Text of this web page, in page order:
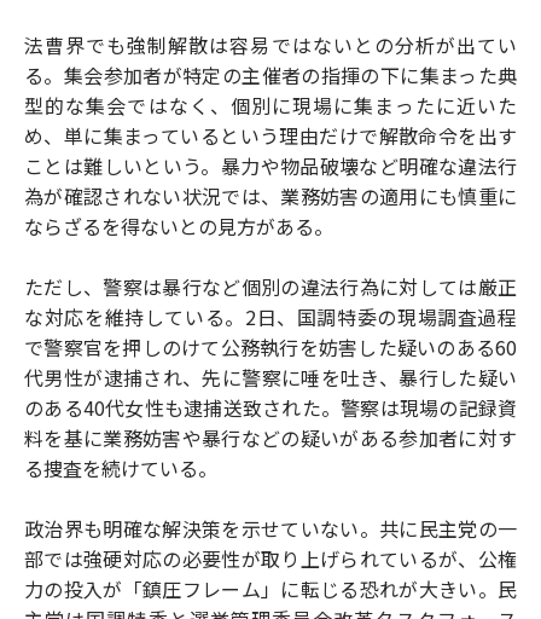
法曹界でも強制解散は容易ではないとの分析が出てい
る。集会参加者が特定の主催者の指揮の下に集まった典
型的な集会ではなく、個別に現場に集まったに近いた
め、単に集まっているという理由だけで解散命令を出す
ことは難しいという。暴力や物品破壊など明確な違法行
為が確認されない状況では、業務妨害の適用にも慎重に
ならざるを得ないとの見方がある。
ただし、警察は暴行など個別の違法行為に対しては厳正
な対応を維持している。2日、国調特委の現場調査過程
で警察官を押しのけて公務執行を妨害した疑いのある60
代男性が逮捕され、先に警察に唾を吐き、暴行した疑い
のある40代女性も逮捕送致された。警察は現場の記録資
料を基に業務妨害や暴行などの疑いがある参加者に対す
る捜査を続けている。
政治界も明確な解決策を示せていない。共に民主党の一
部では強硬対応の必要性が取り上げられているが、公権
力の投入が「鎮圧フレーム」に転じる恐れが大きい。民